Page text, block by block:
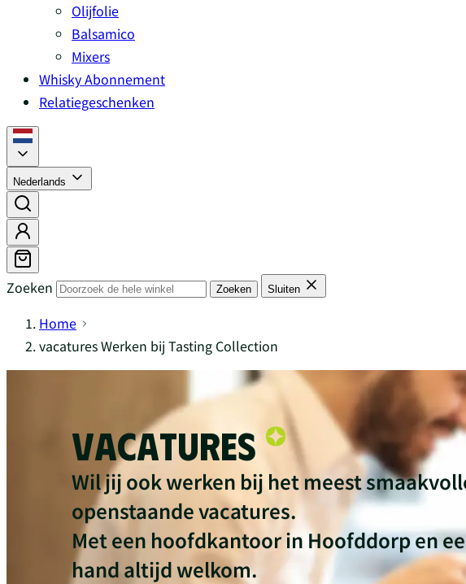
Olijfolie
Balsamico
Mixers
Whisky Abonnement
Relatiegeschenken
Nederlands
Zoeken Zoeken Sluiten
Home
vacatures Werken bij Tasting Collection
Vacatures
Wil jij ook werken bij het meest
openstaande vacatures.
Met een hoofdkantoor in Hoofddorp en
hand altijd welkom.